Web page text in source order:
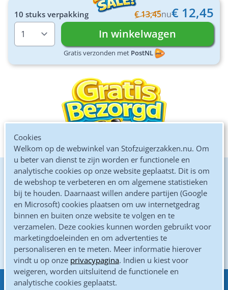
10 stuks verpakking € 13,45nu€ 12,45
Aantal In winkelwagen
Gratis verzonden met PostNL
De goedkoopste online
Kwaliteits microvezel zakken
Altijd gratis verzonden
Gewoon door de brievenbus
Eenvoudig betalen met
Cookies
Welkom op de webwinkel van Stofzuigerzakken.nu. Om
u beter van dienst te zijn worden er functionele en
analytische cookies op onze website geplaatst. Dit is om
de webshop te verbeteren en om algemene statistieken
bij te houden. Daarnaast willen andere partijen (Google
en Microsoft) cookies plaatsen om uw internetgedrag
binnen en buiten onze website te volgen en te
verzamelen. Deze cookies kunnen worden gebruikt voor
marketingdoeleinden en om advertenties te
personaliseren en te meten. Meer informatie hierover
vindt u op onze privacypagina. Indien u kiest voor
weigeren, worden uitsluitend de functionele en
analytische cookies geplaatst.